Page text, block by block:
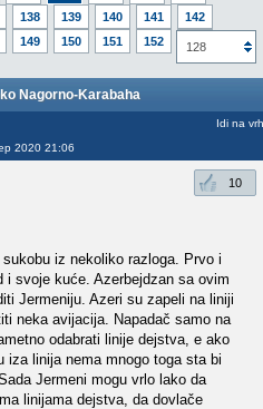
138 139 140 141
142
149 150 151 152
153
128
Nagorno-Karabaha
2020 21:06
Idi na vrh
10
iz nekoliko razloga. Prvo i
i svoje kuće. Azerbejdzan sa ovim
Jermeniju. Azeri su zapeli na liniji
neka avijacija. Napadač samo na
odabrati linije dejstva, e ako
iza linija nema mnogo toga sta bi
Jermeni mogu vrlo lako da
linijama dejstva, da dovlače